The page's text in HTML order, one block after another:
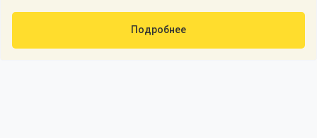
Подробнее